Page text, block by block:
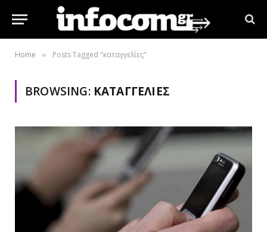
Home » Posts Tagged "καταγγελίες"
BROWSING: ΚΑΤΑΓΓΕΛΊΕΣ